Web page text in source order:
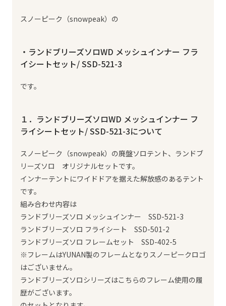
スノーピーク（snowpeak）の
・ランドブリーズソロWD メッシュインナー フラ
イシートセット/ SSD-521-3
です。
１．ランドブリーズソロWD メッシュインナー フ
ライシートセット/ SSD-521-3について
スノーピーク（snowpeak）の廃盤ソロテント、ランドブ
リーズソロ オリジナルセットです。
インナーテントにワイドドアを据えた解放感のあるテント
です。
組み合わせ内容は
ランドブリーズソロ メッシュインナー SSD-521-3
ランドブリーズソロ フライシート SSD-501-2
ランドブリーズソロ フレームセット SSD-402-5
※フレームはYUNAN製のフレームとなりスノーピークロゴ
はございません。
ランドブリーズソロシリーズはこちらのフレーム使用の履
歴がございます。